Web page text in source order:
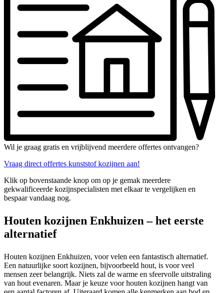
Wil je graag gratis en vrijblijvend meerdere offertes ontvangen?
Vraag direct offertes kunststof kozijnen aan!
Klik op bovenstaande knop om op je gemak meerdere
gekwalificeerde kozijnspecialisten met elkaar te vergelijken en
bespaar vandaag nog.
Houten kozijnen Enkhuizen – het eerste
alternatief
Houten kozijnen Enkhuizen, voor velen een fantastisch alternatief.
Een natuurlijke soort kozijnen, bijvoorbeeld hout, is voor veel
mensen zeer belangrijk. Niets zal de warme en sfeervolle uitstraling
van hout evenaren. Maar je keuze voor houten kozijnen hangt van